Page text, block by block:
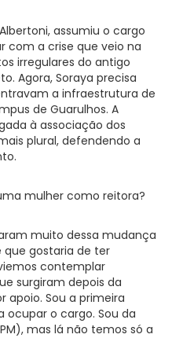
assumiu o cargo
com a crise que veio na
irregulares do antigo
Agora, Soraya precisa
a infraestrutura de
de Guarulhos. A
à associação dos
plural, defendendo a
mulher como reitora?
muito dessa mudança
gostaria de ter
contemplar
surgiram depois da
apoio. Sou a primeira
ocupar o cargo. Sou da
mas lá não temos só a